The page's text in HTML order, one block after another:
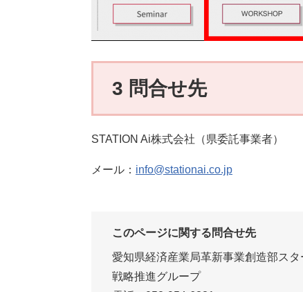
3 問合せ先
STATION Ai株式会社（県委託事業者）
メール： info@stationai.co.jp
このページに関する問合せ先
愛知県経済産業局革新事業創造部ス
戦略推進グループ